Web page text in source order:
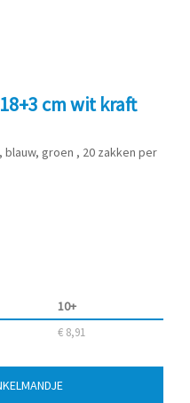
cm wit kraft
groen , 20 zakken per
10+
€ 8,91